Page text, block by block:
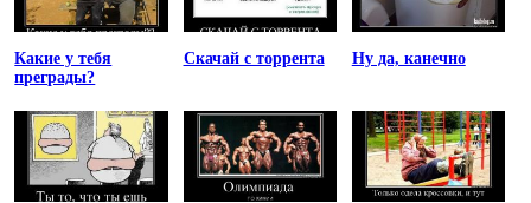
Какие у тебя
преграды?
Скачай с торрента Ну да, канечно